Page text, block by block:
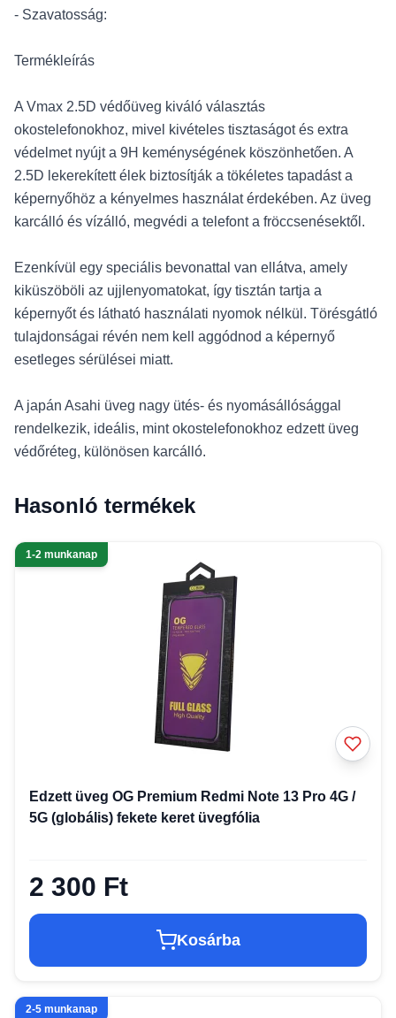
- Szavatosság:
Termékleírás
A Vmax 2.5D védőüveg kiváló választás
okostelefonokhoz, mivel kivételes tisztaságot és extra
védelmet nyújt a 9H keménységének köszönhetően. A
2.5D lekerekített élek biztosítják a tökéletes tapadást a
képernyőhöz a kényelmes használat érdekében. Az üveg
karcálló és vízálló, megvédi a telefont a fröccsenésektől.
Ezenkívül egy speciális bevonattal van ellátva, amely
kiküszöböli az ujjlenyomatokat, így tisztán tartja a
képernyőt és látható használati nyomok nélkül. Törésgátló
tulajdonságai révén nem kell aggódnod a képernyő
esetleges sérülései miatt.
A japán Asahi üveg nagy ütés- és nyomásállósággal
rendelkezik, ideális, mint okostelefonokhoz edzett üveg
védőréteg, különösen karcálló.
Hasonló termékek
1-2 munkanap
Edzett üveg OG Premium Redmi Note 13 Pro 4G /
5G (globális) fekete keret üvegfólia
2 300 Ft
Kosárba
2-5 munkanap